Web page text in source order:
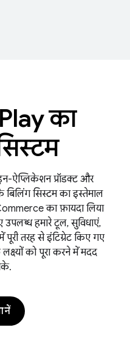
का
ऐप्लिकेशन प्रॉडक्ट और
सिस्टम का इस्तेमाल
का फ़ायदा लिया
हमारे टूल, सुविधाएं,
पूरी तरह से इंटिग्रेट किए गए
को पूरा करने में मदद